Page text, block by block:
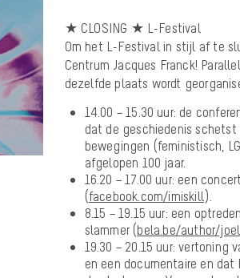
★ CLOSING ★ L-Festival
Om het L-Festival in stijl af te
Centrum Jacques Franck!
dezelfde plaats wordt
14.00 – 15.30 uur: de
dat de geschiedenis schetst
bewegingen (feministisch,
afgelopen 100 jaar.
16.20 – 17.00 uur: een
(facebook.com/imiskill).
8.15 – 19.15 uur: een
slammer (bela.be/author/
19.30 – 20.15 uur: vertoning
en een documentaire en